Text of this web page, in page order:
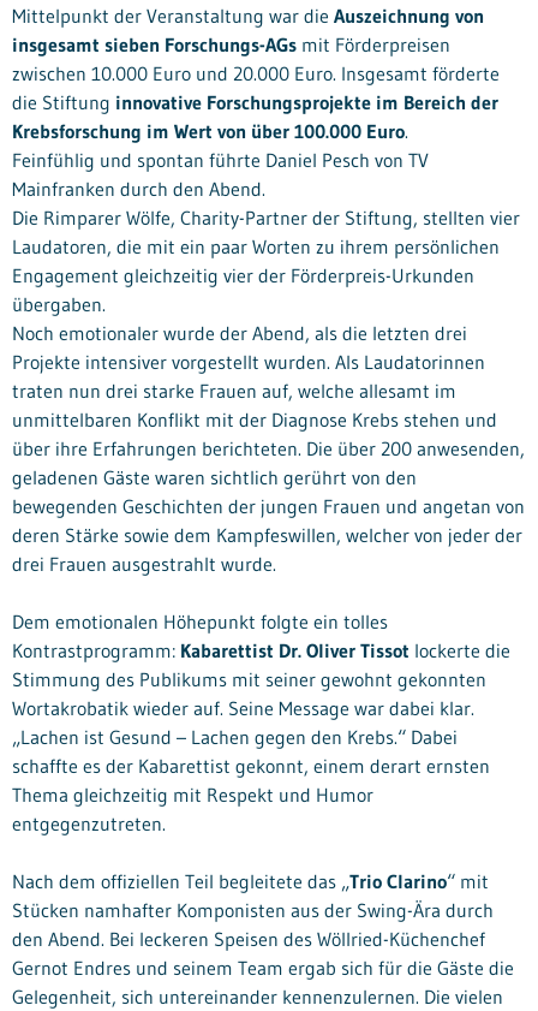
Mittelpunkt der Veranstaltung war die Auszeichnung von
insgesamt sieben Forschungs-AGs mit Förderpreisen
zwischen 10.000 Euro und 20.000 Euro. Insgesamt förderte
die Stiftung innovative Forschungsprojekte im Bereich der
Krebsforschung im Wert von über 100.000 Euro.
Feinfühlig und spontan führte Daniel Pesch von TV
Mainfranken durch den Abend.
Die Rimparer Wölfe, Charity-Partner der Stiftung, stellten vier
Laudatoren, die mit ein paar Worten zu ihrem persönlichen
Engagement gleichzeitig vier der Förderpreis-Urkunden
übergaben.
Noch emotionaler wurde der Abend, als die letzten drei
Projekte intensiver vorgestellt wurden. Als Laudatorinnen
traten nun drei starke Frauen auf, welche allesamt im
unmittelbaren Konflikt mit der Diagnose Krebs stehen und
über ihre Erfahrungen berichteten. Die über 200 anwesenden,
geladenen Gäste waren sichtlich gerührt von den
bewegenden Geschichten der jungen Frauen und angetan von
deren Stärke sowie dem Kampfeswillen, welcher von jeder der
drei Frauen ausgestrahlt wurde.
Dem emotionalen Höhepunkt folgte ein tolles
Kontrastprogramm: Kabarettist Dr. Oliver Tissot lockerte die
Stimmung des Publikums mit seiner gewohnt gekonnten
Wortakrobatik wieder auf. Seine Message war dabei klar.
„Lachen ist Gesund – Lachen gegen den Krebs.“ Dabei
schaffte es der Kabarettist gekonnt, einem derart ernsten
Thema gleichzeitig mit Respekt und Humor
entgegenzutreten.
Nach dem offiziellen Teil begleitete das „Trio Clarino“ mit
Stücken namhafter Komponisten aus der Swing-Ära durch
den Abend. Bei leckeren Speisen des Wöllried-Küchenchef
Gernot Endres und seinem Team ergab sich für die Gäste die
Gelegenheit, sich untereinander kennenzulernen. Die vielen